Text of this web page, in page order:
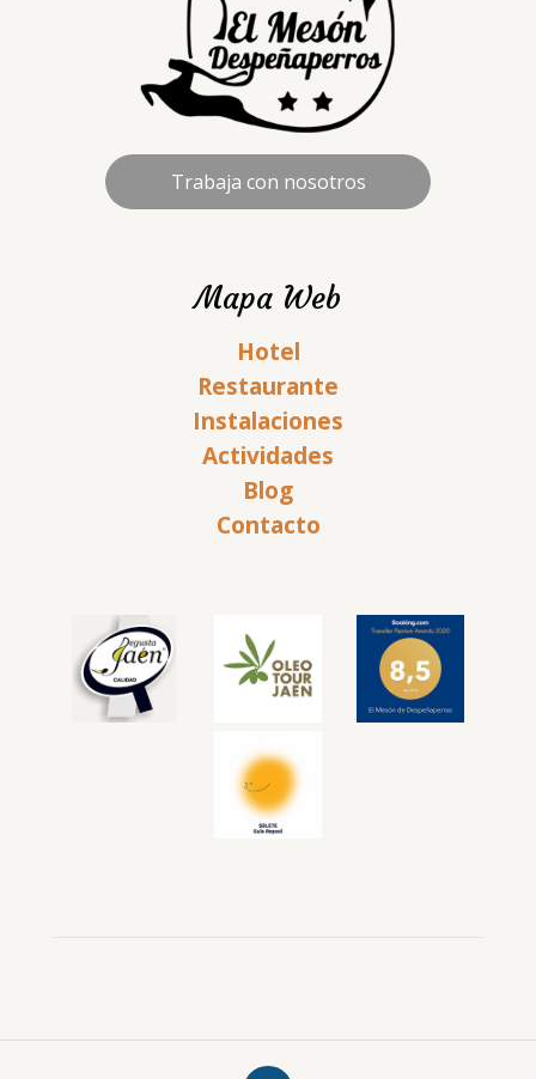
Trabaja con nosotros
Mapa Web
Hotel
Restaurante
Instalaciones
Actividades
Blog
Contacto